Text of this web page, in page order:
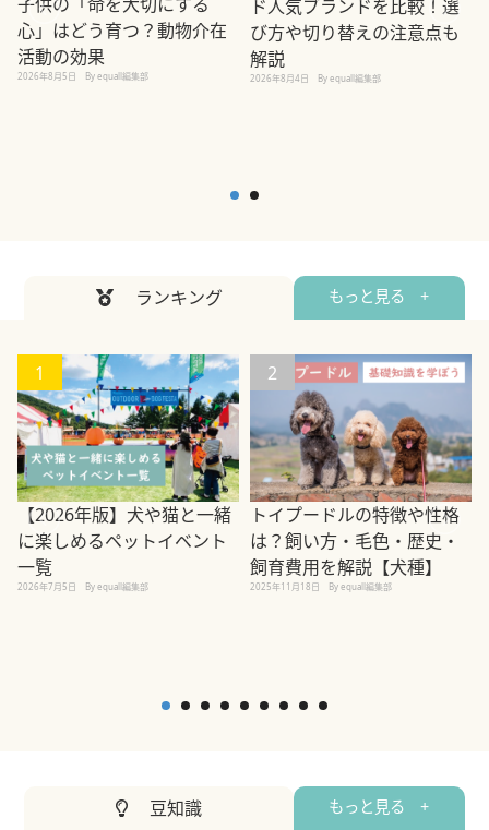
心」はどう育つ？動物介在
活動の効果
2026年8月5日 By equall編集部
ド人気ブランドを比較！選
び方や切り替えの注意点も
解説
2026年8月4日 By equall編集部
ランキング もっと見る +
1
【2026年版】犬や猫と一緒
に楽しめるペットイベント
一覧
2026年7月5日 By equall編集部
2
トイプードルの特徴や性格
は？飼い方・毛色・歴史・
飼育費用を解説【犬種】
2025年11月18日 By equall編集部
豆知識 もっと見る +